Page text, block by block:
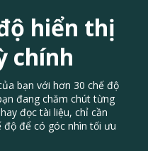
hiển thị
chính
bạn với hơn 30 chế độ
đang chăm chút từng
đọc tài liệu, chỉ cần
độ để có góc nhìn tối ưu